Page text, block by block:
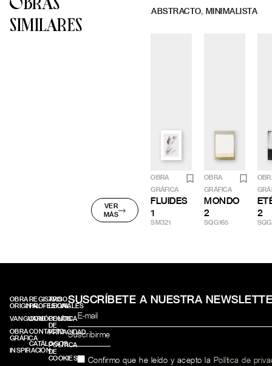
OBRAS
SIMILARES
VER
MÁS
ABSTRACTO, MINIMALISTA
OBRA
GRÁFICA
FLUIDES
1
SM321
OBRA
GRÁFICA
MONDO
2
SQG165
2
OBRA
ORIGINAL
VANGUARD
OBRA
GRÁFICA
INSPIRACIÓN
REGISTRO
PROFESIONALES
CONÓCENOS
CONTACTO
CATÁLOGOS
AVISO
LEGAL
POLÍTICA
DE
PRIVACIDAD
POLÍTICA
DE
COOKIES
SUSCRÍBETE A NUESTRA
Confirmo que he leído y acepto la Política de